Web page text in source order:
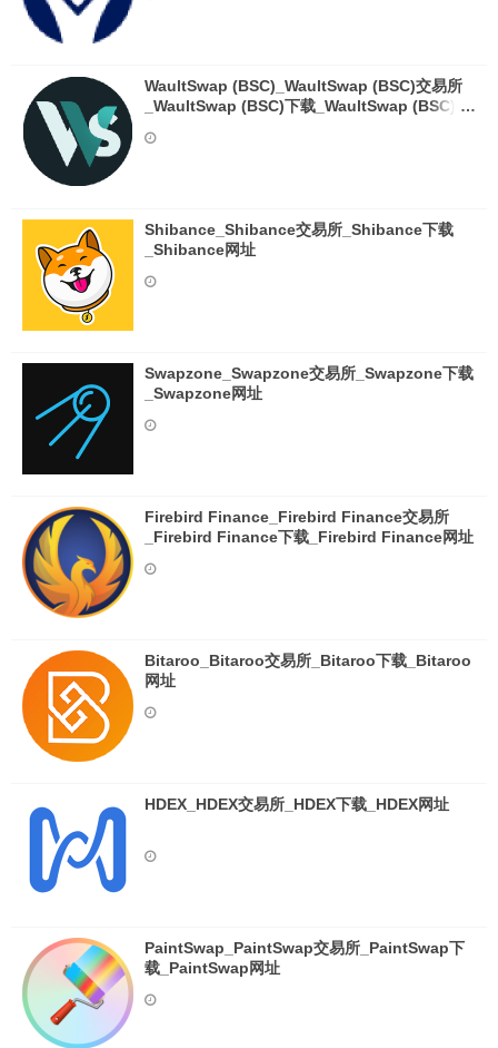
WaultSwap (BSC)_WaultSwap (BSC)交易所
_WaultSwap (BSC)下载_WaultSwap (BSC)网
Shibance_Shibance交易所_Shibance下载
_Shibance网址
Swapzone_Swapzone交易所_Swapzone下载
_Swapzone网址
Firebird Finance_Firebird Finance交易所
_Firebird Finance下载_Firebird Finance网址
Bitaroo_Bitaroo交易所_Bitaroo下载_Bitaroo
网址
HDEX_HDEX交易所_HDEX下载_HDEX网址
PaintSwap_PaintSwap交易所_PaintSwap下
载_PaintSwap网址